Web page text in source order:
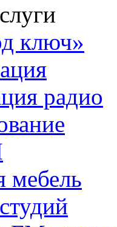
ключ»
радио
мебель